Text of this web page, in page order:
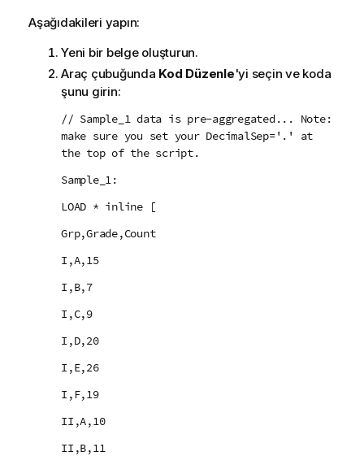
Aşağıdakileri yapın:
Yeni bir belge oluşturun.
Araç çubuğunda Kod Düzenle'yi seçin ve koda
şunu girin:
// Sample_1 data is pre-aggregated... Note:
make sure you set your DecimalSep='.' at
the top of the script.
Sample_1:
LOAD * inline [
Grp,Grade,Count
I,A,15
I,B,7
I,C,9
I,D,20
I,E,26
I,F,19
II,A,10
II,B,11